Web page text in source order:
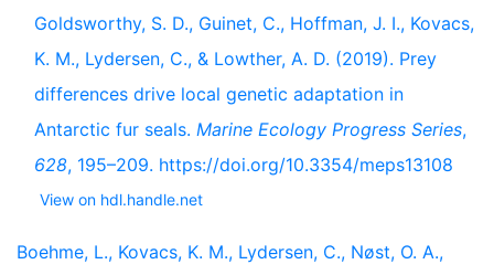
Goldsworthy, S. D., Guinet, C., Hoffman, J. I., Kovacs,
K. M., Lydersen, C., & Lowther, A. D. (2019). Prey
differences drive local genetic adaptation in
Antarctic fur seals. Marine Ecology Progress Series,
628, 195–209. https://doi.org/10.3354/meps13108
View on hdl.handle.net
Boehme, L., Kovacs, K. M., Lydersen, C., Nøst, O. A.,